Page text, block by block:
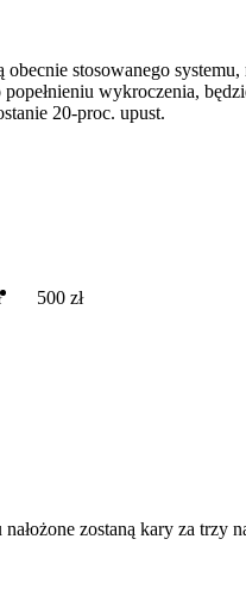
stosowanego
wykroczenia,
20-proc. upust.
500 zł
zostaną kary za